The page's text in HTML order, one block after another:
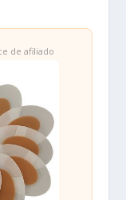
de afiliado